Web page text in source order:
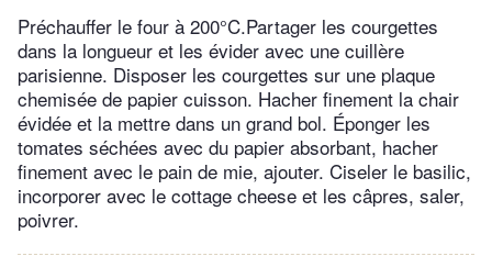
Préchauffer le four à 200°C.Partager les courgettes
dans la longueur et les évider avec une cuillère
parisienne. Disposer les courgettes sur une plaque
chemisée de papier cuisson. Hacher finement la chair
évidée et la mettre dans un grand bol. Éponger les
tomates séchées avec du papier absorbant, hacher
finement avec le pain de mie, ajouter. Ciseler le basilic,
incorporer avec le cottage cheese et les câpres, saler,
poivrer.